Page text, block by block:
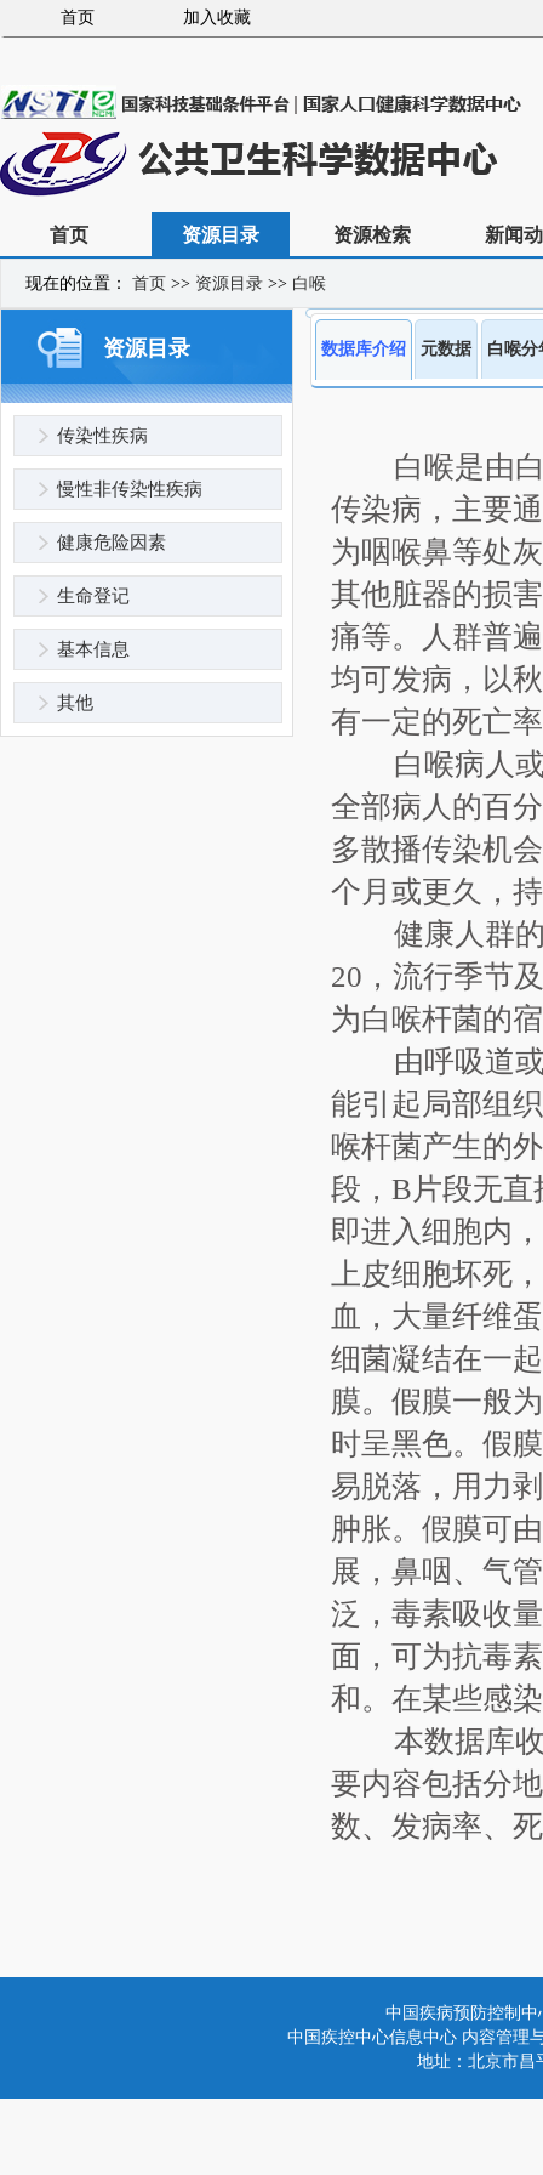
首页 加入收藏
首页 资源目录 资源检索 新闻
现在的位置： 首页 >> 资源目录 >> 白喉
资源目录
传染性疾病
慢性非传染性疾病
健康危险因素
生命登记
基本信息
其他
数据库介绍 元数据 白喉分
白喉是由
传染病，主要
为咽喉鼻等处
其他脏器的损
痛等。人群普
均可发病，以
有一定的死亡
白喉病人
全部病人的百
多散播传染机
个月或更久，
健康人群的
20，流行季节
为白喉杆菌的
由呼吸道
能引起局部组
喉杆菌产生的
段，B片段无
即进入细胞内
上皮细胞坏死
血，大量纤维
细菌凝结在一
膜。假膜一般
时呈黑色。假
易脱落，用力
肿胀。假膜可
展，鼻咽、气
泛，毒素吸收
面，可为抗毒
和。在某些感
本数据库收
要内容包括分
数、发病率、
中国疾病预防控制
中国疾控中心信息中心 内容管理
地址：北京市昌